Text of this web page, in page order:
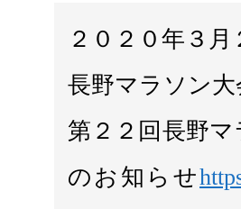
２０２０年３月
長野マラソン
第２２回長野
のお知らせ